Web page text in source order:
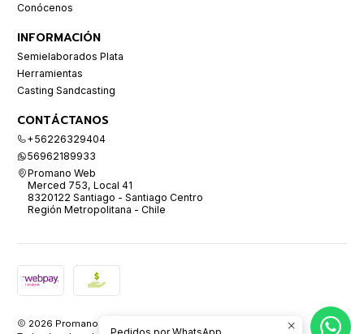
Conócenos
INFORMACIÓN
Semielaborados Plata
Herramientas
Casting Sandcasting
CONTÁCTANOS
+56226329404
56962189933
Promano Web
Merced 753, Local 41
8320122 Santiago - Santiago Centro
Región Metropolitana - Chile
2026 Promano.
Pedidos por WhatsApp